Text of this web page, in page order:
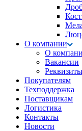
О компании
О
Вакансии
Реквизиты
Покупателям
Техподдержка
Поставщикам
Логистика
Контакты
Новости